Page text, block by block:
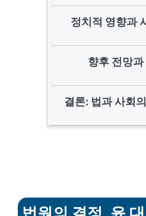
정치적 영향과
향후 전망과
결론: 법과 사회